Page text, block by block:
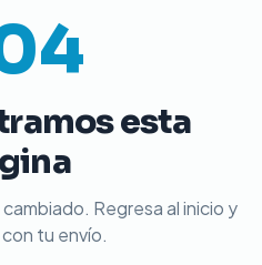
esta
Regresa al inicio y
tu envío.